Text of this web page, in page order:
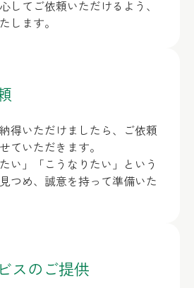
してご依頼いただけるよう、
します。
得いただけましたら、ご依頼
ていただきます。
い」「こうなりたい」という
つめ、誠意を持って準備いた
スのご提供